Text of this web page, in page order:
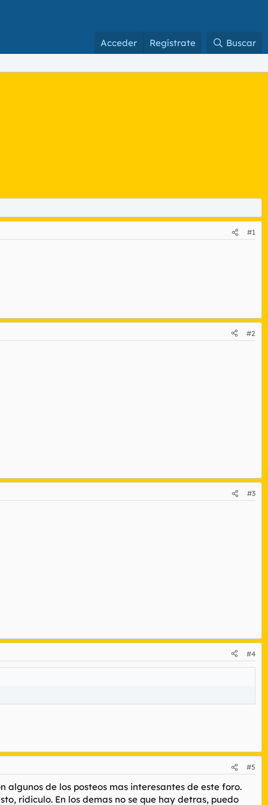
Acceder Regístrate Buscar
#1
#2
#3
#4
#5
de los posteos mas interesantes de este foro.
ridiculo. En los demas no se que hay detras, puedo